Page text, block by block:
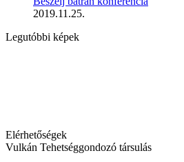
2019.11.25.
Legutóbbi képek
Elérhetőségek
Vulkán Tehetséggondozó társulás